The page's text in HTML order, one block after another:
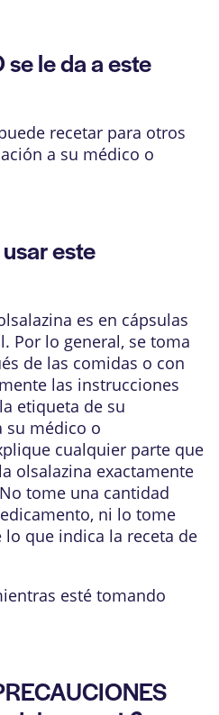
se le da a este
recetar para otros
a su médico o
este
es en cápsulas
Por lo general, se toma
de las comidas o con
las instrucciones
etiqueta de su
su médico o
cualquier parte que
olsalazina exactamente
tome una cantidad
ni lo tome
que indica la receta de
esté tomando